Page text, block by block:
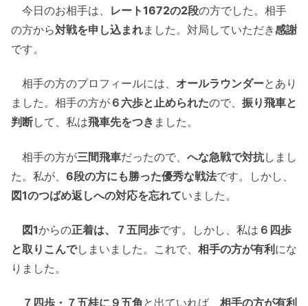
今日のお相手は、 レート1672の2段の方でした。相手
の方から対戦を申し込まれました。対局していただき感謝
です。
相手の方のプロフィールには、 オールラウンダーとあり
ました。相手の方が ６六歩と止められたので、 振り飛車と
判断して、私は飛車先をつき ました。
相手の方が三間飛車だったので、 へな急戦で対抗しまし
た。私が、 6段の方にも勝った優秀な戦法です。しかし、
図1のつばめ返しへの対応を忘れていました。
図1からの正着は、７五同歩です。しかし、私は ６四歩
と取りこんでしまいました。これで、 相手の方が有利 にな
りました。
７四歩・７五桂に９五角 と出ていれば、 相手の方が有利